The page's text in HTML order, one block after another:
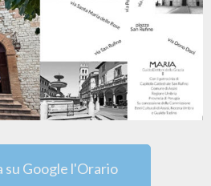
su Google l'Orario